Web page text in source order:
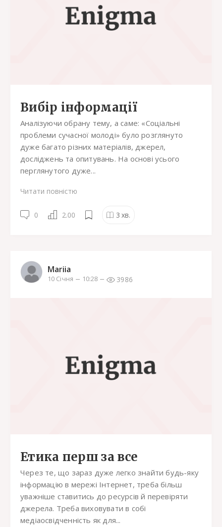
Вибір інформації
Аналізуючи обрану тему, а саме: «Соціальні
проблеми сучасної молоді» було розглянуто
дуже багато різних матеріалів, джерел,
досліджень та опитувань. На основі усього
перглянутого дуже...
Читати повністю
0 2.00 3 хв.
Mariia
10 Січня 10:28 3986
Етика перш за все
Через те, що зараз дуже легко знайти будь-яку
інформацію в мережі Інтернет, треба більш
уважніше ставитись до ресурсів й перевіряти
джерела. Треба виховувати в собі
медіаосвідченність як для...